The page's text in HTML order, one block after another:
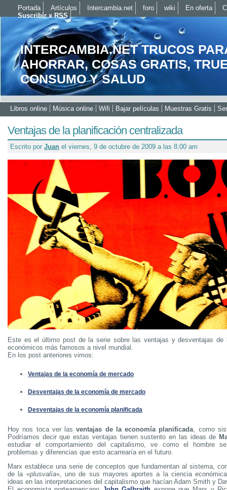
INTERCAMBIA.NET TRUCOS
AHORRAR, COSAS GRATIS,
CONSUMO Y SALUD
Libros online Música online Wifi Bajar películas Muestras Gratis
Ventajas de la planificación centralizada
Escrito por Juan el viernes, 9 de octubre de 2009 a las 8:00 am
Este es el último post de la serie sobre las ventajas y desventajas de
económicos más famosos a nivel mundial.
En los post anteriores vimos:
Ventajas de la economía de mercado
Desventajas de la economía de mercado
Desventajas de la economía planificada
Hoy nos toca ver lasventajas de la economía planificada, como
Podríamos decir que estas ventajas tienen sustento en las ideas de
estudiar el comportamiento del capitalismo, ve como el hombre
problemas y diferencias que esto acarrearía en el futuro.
Marx establece una serie de conceptos que fundamentan al sistema,
de la «plusvalía«, uno de sus mayores aportes a la ciencia
ideas en las interpretaciones del capitalismo que hacían Adam Smith y
Portada Artículos Intercambia.net foro wiki En oferta
Suscribir x RSS